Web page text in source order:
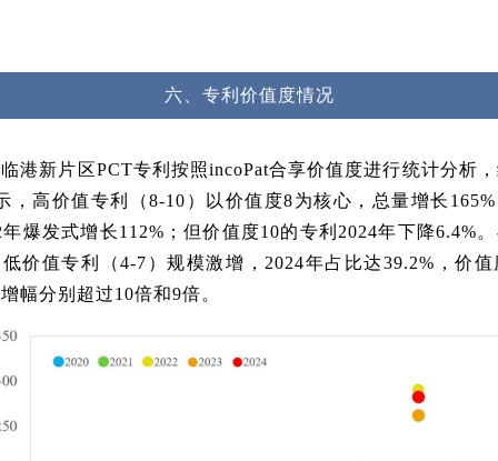
六、 专利价值度情况
港新片区PCT专利按照incoPat合享价值度进行统计分析
，高价值专利（8-10）以价值度8为核心，总量增长
年爆发式增长112%；但价值度10的专利2024年下降6.4%
价值专利（4-7）规模激增，2024年占比达39.2%，价值
幅分别超过10倍和9倍。